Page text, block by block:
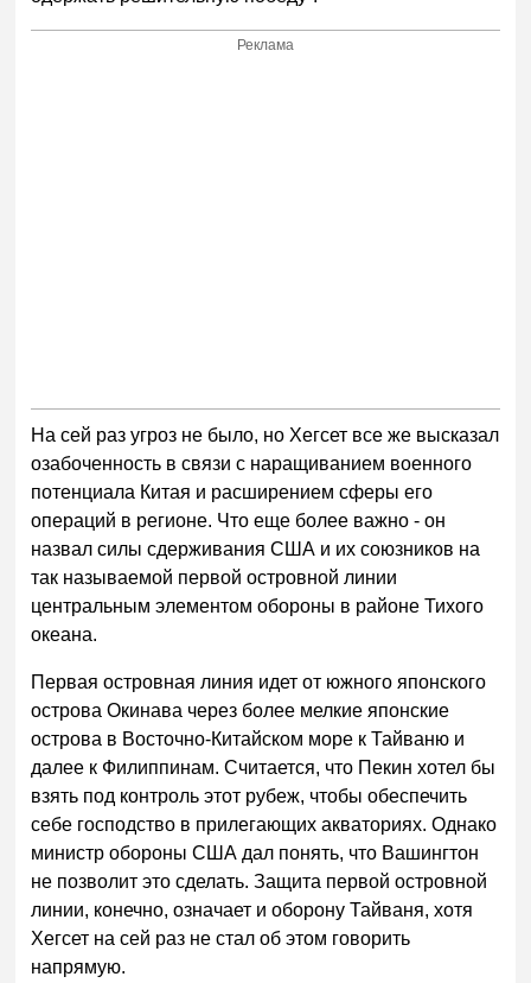
Реклама
На сей раз угроз не было, но Хегсет все же высказал
озабоченность в связи с наращиванием военного
потенциала Китая и расширением сферы его
операций в регионе. Что еще более важно - он
назвал силы сдерживания США и их союзников на
так называемой первой островной линии
центральным элементом обороны в районе Тихого
океана.
Первая островная линия идет от южного японского
острова Окинава через более мелкие японские
острова в Восточно-Китайском море к Тайваню и
далее к Филиппинам. Считается, что Пекин хотел бы
взять под контроль этот рубеж, чтобы обеспечить
себе господство в прилегающих акваториях. Однако
министр обороны США дал понять, что Вашингтон
не позволит это сделать. Защита первой островной
линии, конечно, означает и оборону Тайваня, хотя
Хегсет на сей раз не стал об этом говорить
напрямую.